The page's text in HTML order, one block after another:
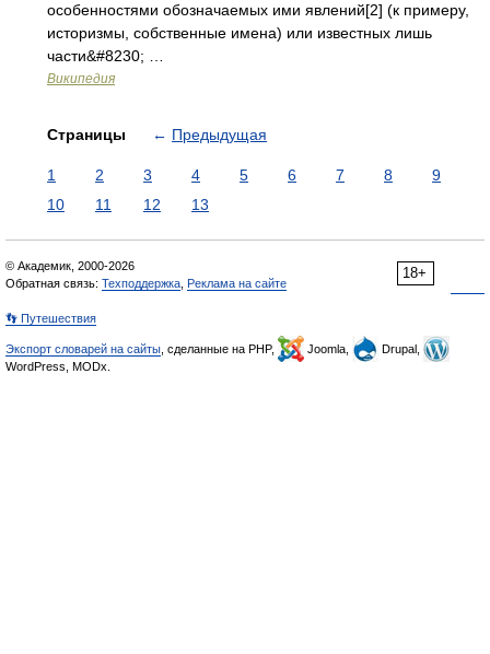
особенностями обозначаемых ими явлений[2] (к примеру,
историзмы, собственные имена) или известных лишь
части&#8230; …
Википедия
Страницы ← Предыдущая
1 2 3 4 5 6 7 8
9
10
11 12 13
18+
© Академик, 2000-2026
Обратная связь: Техподдержка Реклама на сайте
👣 Путешествия
Экспорт словарей на сайты , сделанные на PHP, Joomla,
Drupal,
WordPress, MODx.